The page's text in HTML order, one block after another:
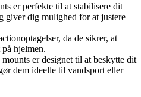
er perfekte til at stabilisere dit
giver dig mulighed for at justere
da de sikrer, at
hjelmen.
mounts er designet til at beskytte dit
dem ideelle til vandsport eller